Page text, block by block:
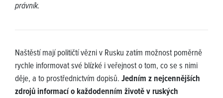
právník.
Naštěstí mají političtí vězni v Rusku zatím možnost poměrně
rychle informovat své blízké i veřejnost o tom, co se s nimi
děje, a to prostřednictvím dopisů. Jedním z nejcennějších
zdrojů informací o každodenním životě v ruských